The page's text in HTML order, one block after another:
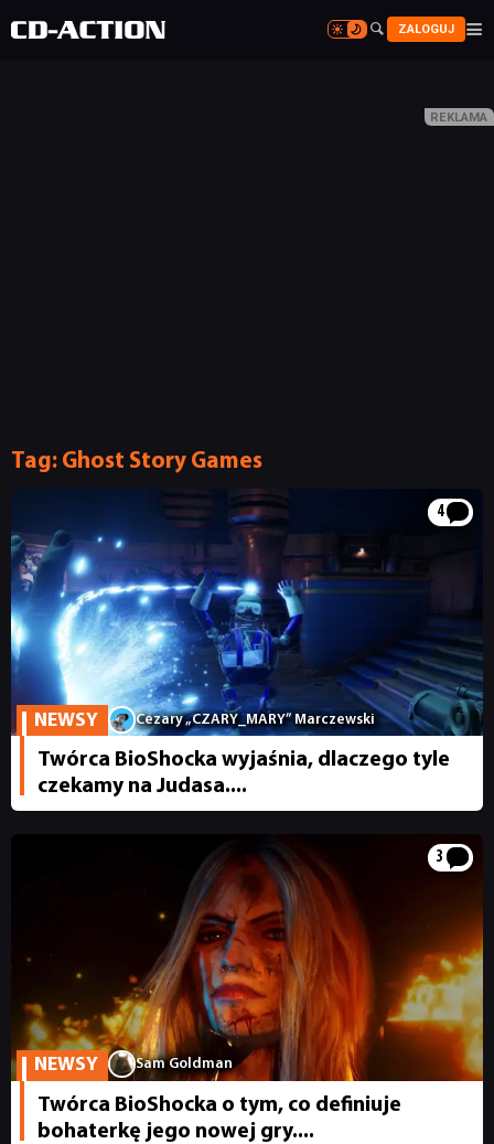

 ZALOGUJ 

NEWSY
RECENZJE
PUBLICYSTYKA
KULTURA
Tag: Ghost Story Games
4
NEWSY Cezary „CZARY_MARY” Marczewski
Twórca BioShocka wyjaśnia, dlaczego tyle
czekamy na Judasa....
3
NEWSY Sam Goldman
Twórca BioShocka o tym, co definiuje
bohaterkę jego nowej gry....